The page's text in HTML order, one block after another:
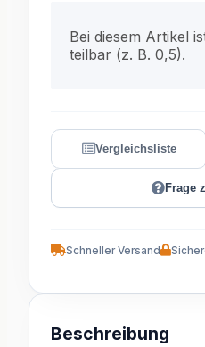
Bei diesem Artikel
teilbar (z. B. 0,5).
Frage
Schneller Versand
Beschreibung